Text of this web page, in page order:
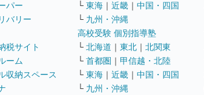
パー
バリー
税サイト
ーム
収納スペース
└ 東海 ｜ 近畿 ｜ 中国・四国
└ 九州・沖縄
高校受験 個別指導塾
└ 北海道 ｜ 東北 ｜ 北関東
└ 首都圏 ｜ 甲信越・北陸
└ 東海 ｜ 近畿 ｜ 中国・四国
└ 九州・沖縄